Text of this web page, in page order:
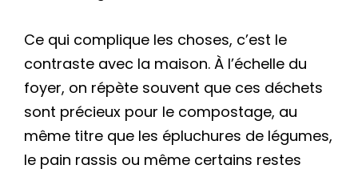
Ce qui complique les choses, c’est le
contraste avec la maison. À l’échelle du
foyer, on répète souvent que ces déchets
sont précieux pour le compostage, au
même titre que les épluchures de légumes,
le pain rassis ou même certains restes